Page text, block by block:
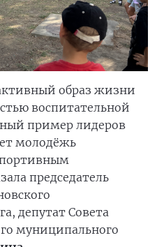
образ жизни
воспитательной
пример лидеров
молодёжь
председатель
депутат Совета
муниципального